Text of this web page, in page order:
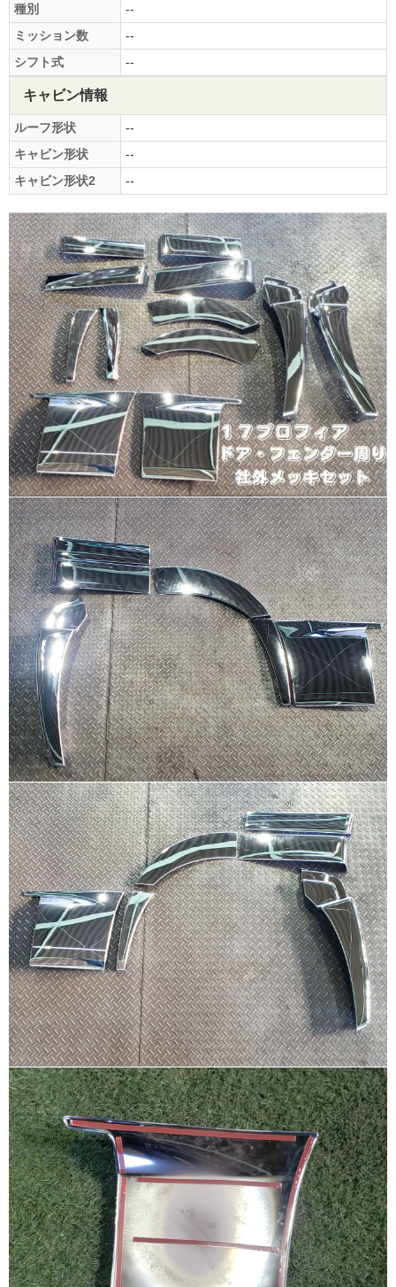
種別
--
ミッション数
--
シフト式
--
キャビン情報
ルーフ形状
--
キャビン形状
--
キャビン形状2
--